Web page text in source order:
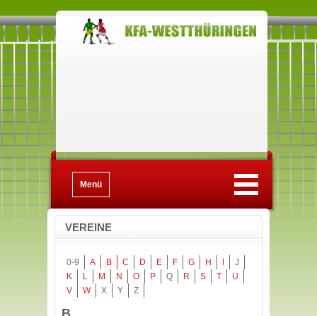
Menü
VEREINE
0-9 A B C D E F G H
J
K
L M N O P Q R S T
U
V
W X Y Z
B